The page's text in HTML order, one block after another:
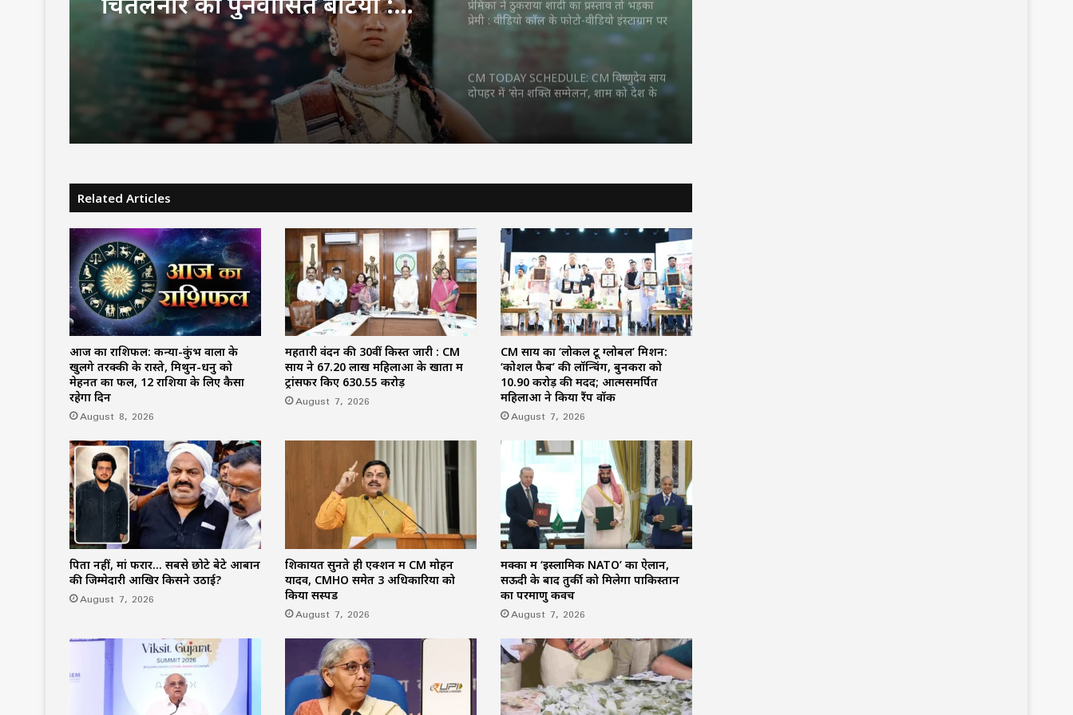
हथकरघा फैशन शो में दिखाया हुनर,
मुख्यमंत्री साय ने जमकर सराहा
प्रेमिका ने ठुकराया शादी का प्रस्ताव तो भड़का
प्रेमी : वीडियो कॉल के फोटो-वीडियो इंस्टाग्राम पर
CM TODAY SCHEDULE: CM विष्णुदेव साय
दोपहर में ‘सेन शक्ति सम्मेलन’, शाम को देश के
बड़े Youth Conclave में होंगे शामिल, जानें
पूरा शेड्यूल…
अरुण पन्नालाल गिरफ्तार
यात्रा: विधायक भावना बोहरा 10 अगस्त से करेंगी
पदयात्रा, 16 अगस्त को होगा जलाभिषेक
पहली बार बड़े मंच पर पहुंचीं चिंतलनार की
पुनर्वासित बेटियां : हथकरघा फैशन शो में दिखाया
हुनर, मुख्यमंत्री साय ने जमकर सराहा
प्रेमिका ने ठुकराया शादी का प्रस्ताव तो भड़का
प्रेमी : वीडियो कॉल के फोटो-वीडियो इंस्टाग्राम पर
किए वायरल, गिरफ्तार
CM TODAY SCHEDULE: CM विष्णुदेव साय
दोपहर में ‘सेन शक्ति सम्मेलन’, शाम को देश के
बड़े Youth Conclave में होंगे शामिल, जानें
पूरा शेड्यूल…
Related Articles
आज का राशिफल: कन्या-कुंभ वालों के
खुलेंगे तरक्की के रास्ते, मिथुन-धनु को
मेहनत का फल, 12 राशियों के लिए कैसा
रहेगा दिन
August 8, 2026
महतारी वंदन की 30वीं किस्त जारी : CM
साय ने 67.20 लाख महिलाओं के खातों में
ट्रांसफर किए ₹630.55 करोड़
August 7, 2026
CM साय का ‘लोकल टू ग्लोबल’ मिशन:
‘कोशल फैब’ की लॉन्चिंग, बुनकरों को
10.90 करोड़ की मदद; आत्मसमर्पित
महिलाओं ने किया रैंप वॉक
August 7, 2026
पिता नहीं, मां फरार… सबसे छोटे बेटे आबान
की जिम्मेदारी आखिर किसने उठाई?
August 7, 2026
शिकायतें सुनते ही एक्शन में CM मोहन
यादव, CMHO समेत 3 अधिकारियों को
किया सस्पेंड
August 7, 2026
मक्का में ‘इस्लामिक NATO’ का ऐलान,
सऊदी के बाद तुर्की को मिलेगा पाकिस्तान
का परमाणु कवच
August 7, 2026